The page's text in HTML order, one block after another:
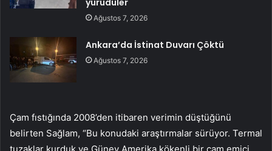
yürüdüler
Ağustos 7, 2026
Ankara’da İstinat Duvarı Çöktü
Ağustos 7, 2026
Çam fıstığında 2008’den itibaren verimin düştüğünü
belirten Sağlam, “Bu konudaki araştırmalar sürüyor. Termal